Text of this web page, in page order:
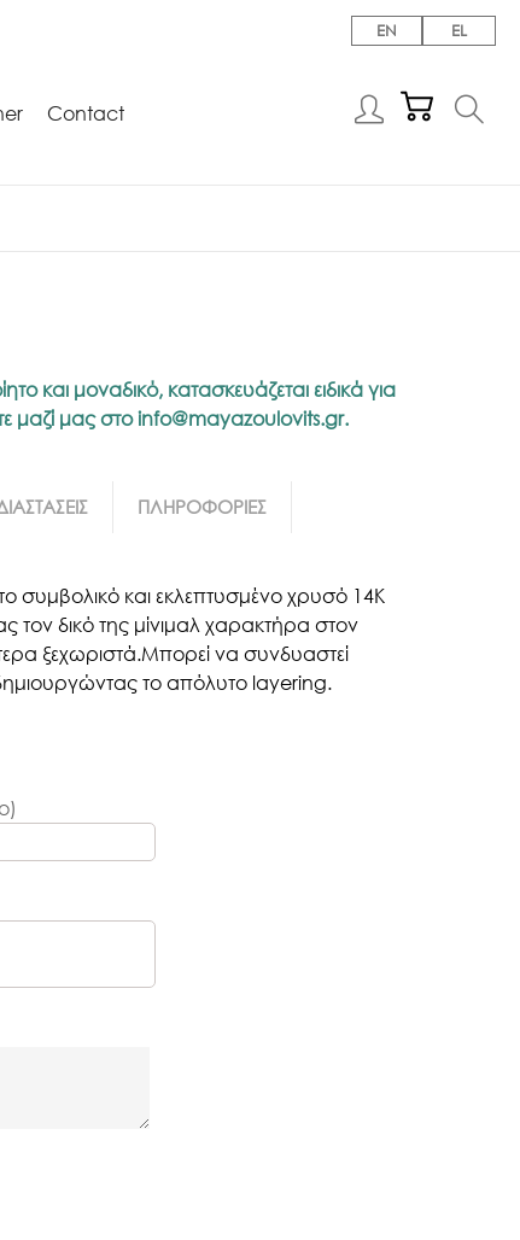
EN EL
Contact
και μοναδικό, κατασκευάζεται ειδικά για
μαζί μας στοinfo@mayazoulovits.gr.
ΠΛΗΡΟΦΟΡΙΕΣ
συμβολικό και εκλεπτυσμένο χρυσό 14Κ
τον δικό της μίνιμαλ χαρακτήρα στον
ξεχωριστά.Μπορεί να συνδυαστεί
το απόλυτο layering.